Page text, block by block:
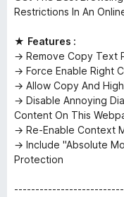
Restrictions In An
★ Features :
→ Remove Copy Text
→ Force Enable Right
→ Allow Copy And
→ Disable Annoying
Content On This
→ Re-Enable Context
→ Include "Absolute
Protection